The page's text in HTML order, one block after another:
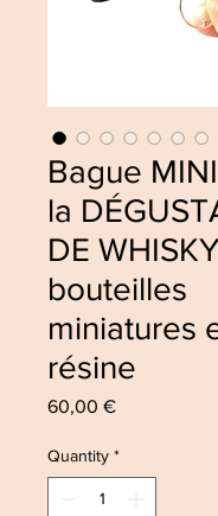
Bague
la
DE WHISKY
bouteilles
miniatures
résine
60,00 €Price
Quantity *